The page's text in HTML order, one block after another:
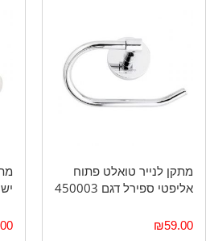
מתקן לנייר טואלט פתוח
אליפטי ספירל דגם 450003
₪59.00